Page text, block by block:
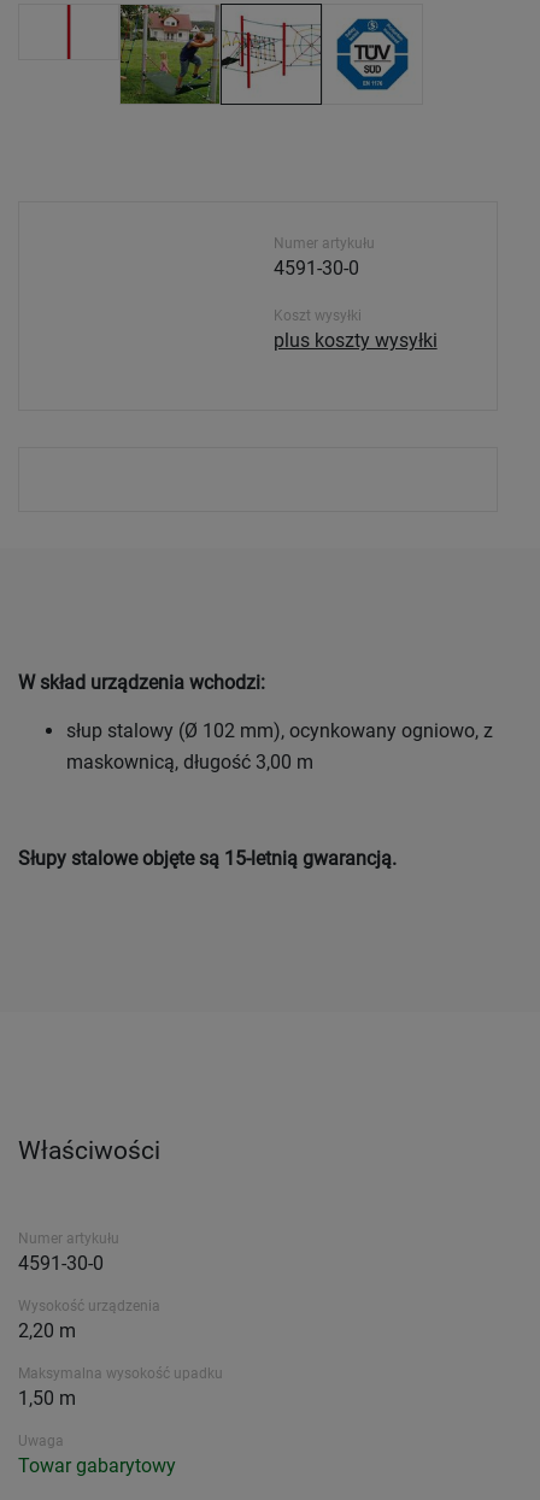
Numer artykułu
4591-30-0
Koszt wysyłki
plus koszty wysyłki
W skład urządzenia wchodzi:
słup stalowy (Ø 102 mm), ocynkowany ogniowo, z
maskownicą, długość 3,00 m
Słupy stalowe objęte są 15-letnią gwarancją.
Właściwości
Numer artykułu
4591-30-0
Wysokość urządzenia
2,20 m
Maksymalna wysokość upadku
1,50 m
Uwaga
Towar gabarytowy